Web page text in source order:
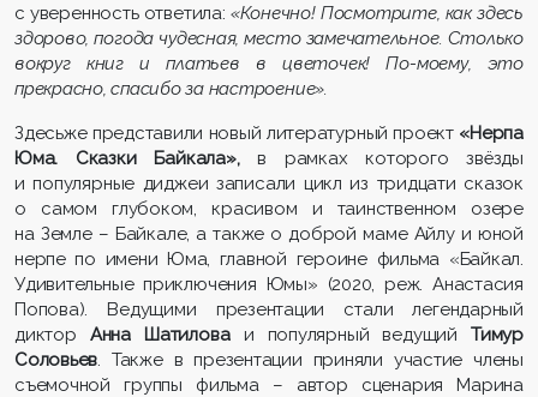
с уверенность ответила: «Конечно! Посмотрите, как здесь
здорово, погода чудесная, место замечательное. Столько
вокруг книг и платьев в цветочек! По-моему, это
прекрасно, спасибо за настроение».
Здесьже представили новый литературный проект «Нерпа
Юма. Сказки Байкала»,в рамках которого звёзды
и популярные диджеи записали цикл из тридцати сказок
о самом глубоком, красивом и таинственном озере
на Земле – Байкале, а также о доброй маме Айлу и юной
нерпе по имени Юма, главной героине фильма «Байкал.
Удивительные приключения Юмы» (2020, реж. Анастасия
Попова). Ведущими презентации стали легендарный
диктор Анна Шатилова и популярный ведущийТимур
Соловьев. Также в презентации приняли участие члены
съемочной группы фильма – автор сценария Марина